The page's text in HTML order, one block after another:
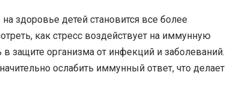
здоровье детей становится все более
как стресс воздействует на иммунную
защите организма от инфекций и заболеваний.
ослабить иммунный ответ, что делает